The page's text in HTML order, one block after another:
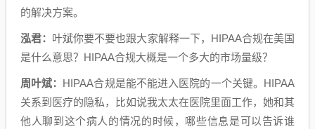
的解决方案。
泓君： 叶斌你要不要也跟大家解释一下，HIPAA合规在美国
是什么意思？HIPAA合规大概是一个多大的市场量级？
周叶斌： HIPAA合规是能不能进入医院的一个关键。HIPAA
关系到医疗的隐私，比如说我太太在医院里面工作，她和其
他人聊到这个病人的情况的时候，哪些信息是可以告诉谁